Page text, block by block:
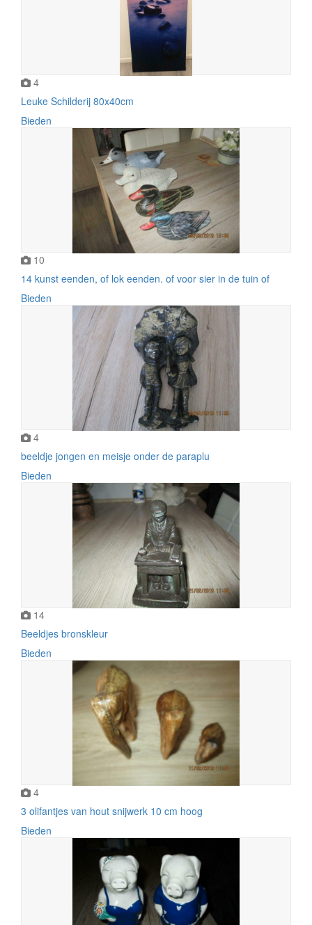
4
Leuke Schilderij 80x40cm
Bieden
10
14 kunst eenden, of lok eenden. of voor sier in de tuin of
Bieden
4
beeldje jongen en meisje onder de paraplu
Bieden
14
Beeldjes bronskleur
Bieden
4
3 olifantjes van hout snijwerk 10 cm hoog
Bieden